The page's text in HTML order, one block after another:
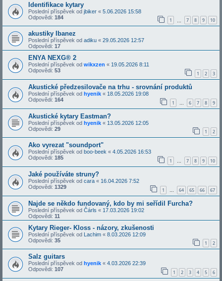
Identifikace kytary
Poslední příspěvek od jbiker « 5.06.2026 15:58
Odpovědi: 184 1 7 8 9 10
akustiky Ibanez
Poslední příspěvek od adiku « 29.05.2026 12:57
Odpovědi: 17
ENYA NEXG® 2
Poslední příspěvek od wikxzen « 19.05.2026 8:11
Odpovědi: 53 1 2 3
Akustické předzesilovače na trhu - srovnání produktů
Poslední příspěvek od hyenik « 18.05.2026 19:08
Odpovědi: 164 1 … 6 7 8 9
Akustické kytary Eastman?
Poslední příspěvek od hyenik « 13.05.2026 12:05
Odpovědi: 29 1 2
Ako vyrezat "soundport"
Poslední příspěvek od boo-beek « 4.05.2026 16:53
Odpovědi: 185 1 … 7 8 9 10
Jaké používáte struny?
Poslední příspěvek od cara « 16.04.2026 7:52
Odpovědi: 1329 1 … 64 65 66 67
Najde se někdo fundovaný, kdo by mi seřídil Furcha?
Poslední příspěvek od Čárls « 17.03.2026 19:02
Odpovědi: 11
Kytary Rieger- Kloss - názory, zkušenosti
Poslední příspěvek od Lachim « 8.03.2026 12:09
Odpovědi: 35 1 2
Salz guitars
Poslední příspěvek od hyenik « 4.03.2026 22:39
Odpovědi: 107 1 2 3 4 5 6